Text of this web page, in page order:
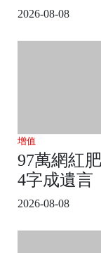
2026-08-08
增值
97萬網紅
4字成遺言
2026-08-08